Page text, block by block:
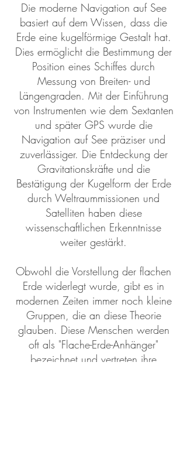
Die moderne Navigation auf See
basiert auf dem Wissen, dass die
Erde eine kugelförmige Gestalt hat.
Dies ermöglicht die Bestimmung der
Position eines Schiffes durch
Messung von Breiten- und
Längengraden. Mit der Einführung
von Instrumenten wie dem Sextanten
und später GPS wurde die
Navigation auf See präziser und
zuverlässiger. Die Entdeckung der
Gravitationskräfte und die
Bestätigung der Kugelform der Erde
durch Weltraummissionen und
Satelliten haben diese
wissenschaftlichen Erkenntnisse
weiter gestärkt.
Obwohl die Vorstellung der flachen
Erde widerlegt wurde, gibt es in
modernen Zeiten immer noch kleine
Gruppen, die an diese Theorie
glauben. Diese Menschen werden
oft als "Flache-Erde-Anhänger"
bezeichnet und vertreten ihre